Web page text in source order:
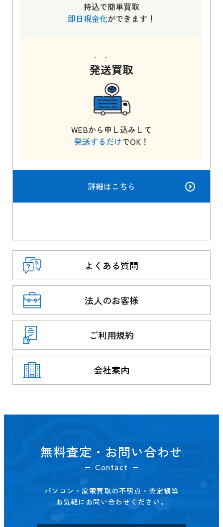
持込で簡単買取
即日現金化ができます！
発送買取
WEBから申し込みして
発送するだけでOK！
詳細はこちら
よくある質問
法人のお客様
ご利用規約
会社案内
無料査定・お問い合わせ
Contact
パソコン・家電買取の不明点・査定額等
お気軽にお問い合わせください。